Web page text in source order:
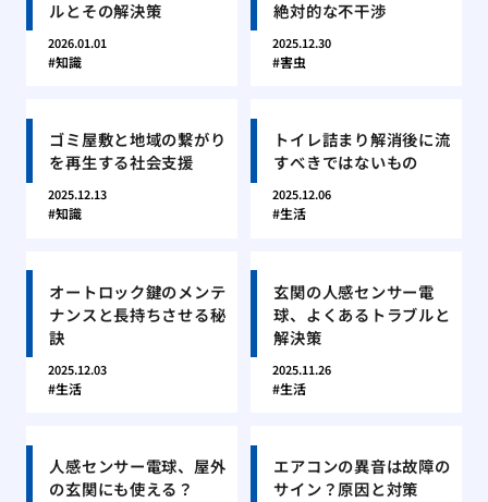
ルとその解決策
2026.01.01
知識
絶対的な不干渉
2025.12.30
害虫
ゴミ屋敷と地域の繋がり
を再生する社会支援
2025.12.13
知識
トイレ詰まり解消後に流
すべきではないもの
2025.12.06
生活
オートロック鍵のメンテ
ナンスと長持ちさせる秘
訣
2025.12.03
生活
玄関の人感センサー電
球、よくあるトラブルと
解決策
2025.11.26
生活
人感センサー電球、屋外
の玄関にも使える？
エアコンの異音は故障の
サイン？原因と対策